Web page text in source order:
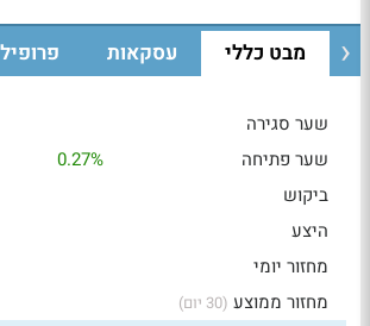
מבט כללי עסקאות פרופיל
שער סגירה
שער פתיחה
0.27%
ביקוש
היצע
מחזור יומי
מחזור ממוצע (30 יום)